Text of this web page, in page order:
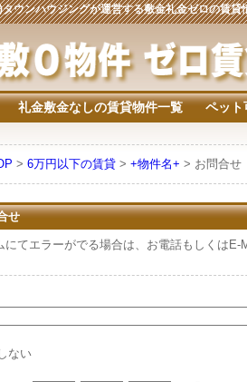
ウンハウジングが運営する敷金礼金ゼロの賃貸
礼金敷金なしの賃貸物件一覧 ペット
> 6万円以下の賃貸 > +物件名+ > お問合せ
せ
てエラーがでる場合は、お電話もしくはE-
しない